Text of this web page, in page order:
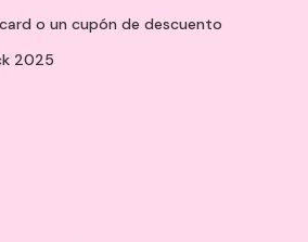
o un cupón de descuento
2025